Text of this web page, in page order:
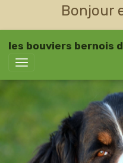
Bonjour
les bouviers bernois